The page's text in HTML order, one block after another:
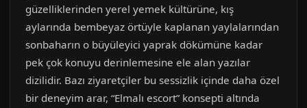
güzelliklerinden yerel yemek kültürüne, kış
aylarında bembeyaz örtüyle kaplanan yaylalarından
sonbaharın o büyüleyici yaprak dökümüne kadar
pek çok konuyu derinlemesine ele alan yazılar
dizilidir. Bazı ziyaretçiler bu sessizlik içinde daha özel
bir deneyim arar, “Elmalı escort” konsepti altında